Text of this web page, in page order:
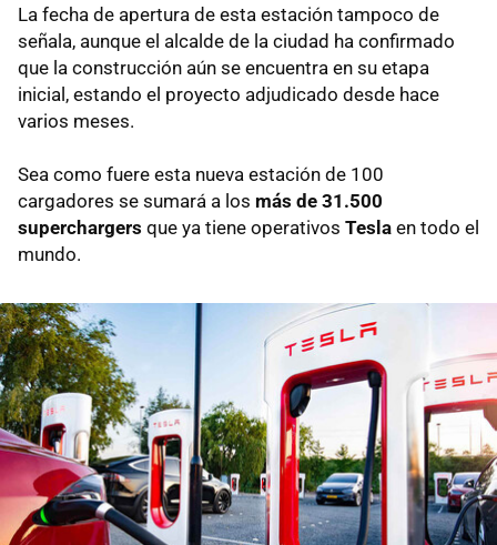
La fecha de apertura de esta estación tampoco de
señala, aunque el alcalde de la ciudad ha confirmado
que la construcción aún se encuentra en su etapa
inicial, estando el proyecto adjudicado desde hace
varios meses.
Sea como fuere esta nueva estación de 100
cargadores se sumará a los más de 31.500
superchargers que ya tiene operativos Tesla en todo el
mundo.